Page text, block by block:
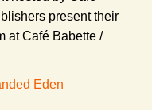
present their
at Café Babette /
Eden